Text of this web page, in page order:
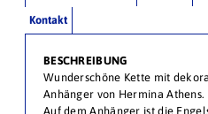
Kontakt
BESCHREIBUNG
Wunderschöne Kette mit
Anhänger von Hermina Athens.
Auf dem Anhänger ist die